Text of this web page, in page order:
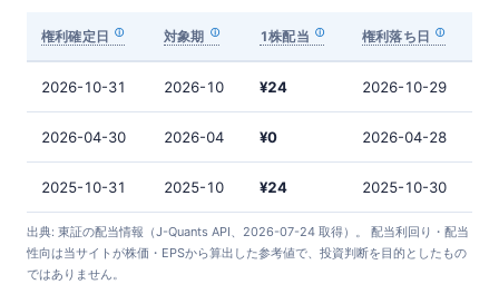
権利確定日 対象期 1株配当 権利落ち日
2026-10-31 2026-10 ¥24 2026-10-29
2026-04-30 2026-04 ¥0 2026-04-28
2025-10-31 2025-10 ¥24 2025-10-30
出典: 東証の配当情報（J-Quants API、2026-07-24 取得）。 配当利回り・配当
性向は当サイトが株価・EPSから算出した参考値で、投資判断を目的としたもの
ではありません。